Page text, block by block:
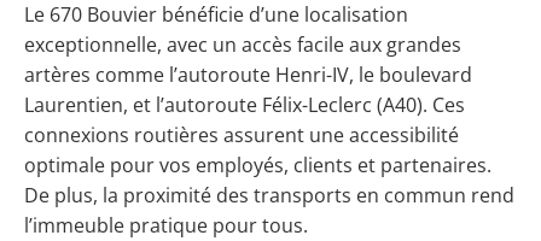
Le 670 Bouvier bénéficie d’une localisation
exceptionnelle, avec un accès facile aux grandes
artères comme l’autoroute Henri-IV, le boulevard
Laurentien, et l’autoroute Félix-Leclerc (A40). Ces
connexions routières assurent une accessibilité
optimale pour vos employés, clients et partenaires.
De plus, la proximité des transports en commun rend
l’immeuble pratique pour tous.